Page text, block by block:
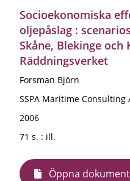
Socioekonomiska
oljepåslag :
Skåne, Blekinge
Räddningsverket
Forsman Björn
SSPA Maritime Consulting
2006
71 s. : ill.
Öppna dokument